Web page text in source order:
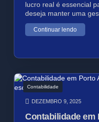
lucro real é essencial
deseja manter uma
Continuar lendo
Contabilidade
DEZEMBRO 9, 2025
Contabilidade em